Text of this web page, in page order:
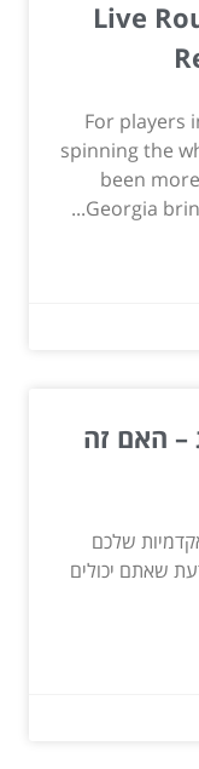
Live
For players
spinning the
been
Georgia
– האם זה
שלכם
שאתם יכולים